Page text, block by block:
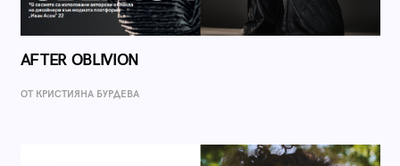
AFTER OBLIVION
ОТ КРИСТИЯНА БУРДЕВА